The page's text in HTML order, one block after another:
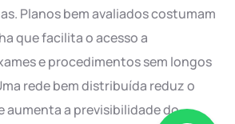
Planos bem avaliados costumam
que facilita o acesso a
e procedimentos sem longos
rede bem distribuída reduz o
aumenta a previsibilidade do